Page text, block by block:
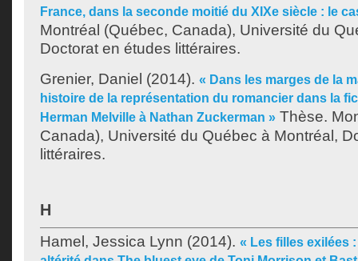
France, dans la seconde moitié du XIXe siècle : le
Montréal (Québec, Canada), Université du
Doctorat en études littéraires.
Grenier, Daniel (2014). « Dans les marges de la
histoire de la représentation du romancier dans la
Herman Melville à Nathan Zuckerman » Thèse.
Canada), Université du Québec à Montréal,
littéraires.
H
Hamel, Jessica Lynn (2014). « Les filles exilées